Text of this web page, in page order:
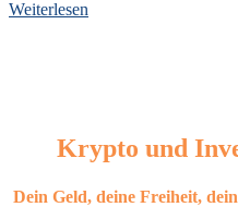
Weiterlesen
Krypto und
Dein Geld, deine Freiheit,